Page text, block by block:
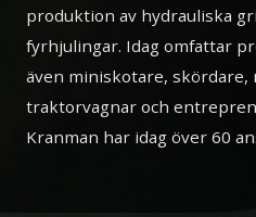
produktion av hydrauliska
fyrhjulingar. Idag omfattar
även miniskotare, skördare,
traktorvagnar och
Kranman har idag över 60